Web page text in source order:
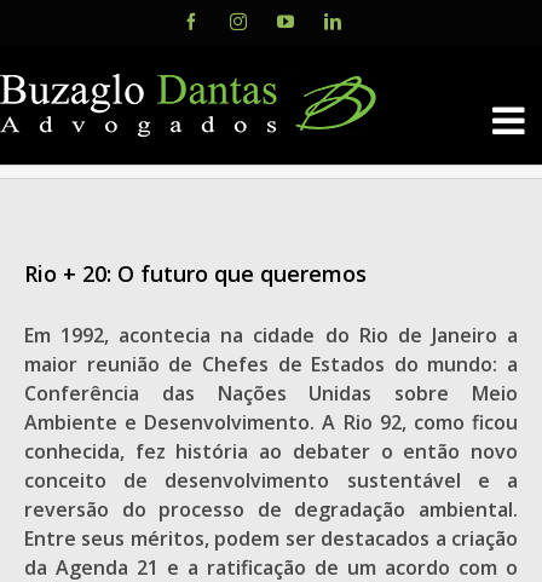
content
FacebookInstagramYouTubeLinkedIn
Rio + 20: O futuro que queremos
Em 1992, acontecia na cidade do Rio de Janeiro a
maior reunião de Chefes de Estados do mundo: a
Conferência das Nações Unidas sobre Meio
Ambiente e Desenvolvimento. A Rio 92, como ficou
conhecida, fez história ao debater o então novo
conceito de desenvolvimento sustentável e a
reversão do processo de degradação ambiental.
Entre seus méritos, podem ser destacados a criação
da Agenda 21 e a ratificação de um acordo com o